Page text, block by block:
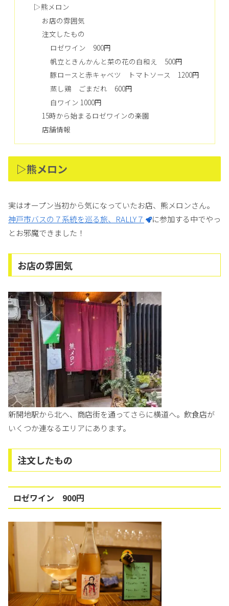
▷熊メロン
お店の雰囲気
注文したもの
ロゼワイン 900円
帆立ときんかんと菜の花の白和え 500円
豚ロースと赤キャベツ トマトソース 1200円
蒸し鶏 ごまだれ 600円
白ワイン 1000円
15時から始まるロゼワインの楽園
店舗情報
▷熊メロン
実はオープン当初から気になっていたお店、熊メロンさん。
神戸市バスの７系統を巡る旅、RALLY７
に参加する中でやっ
とお邪魔できました！
お店の雰囲気
新開地駅から北へ、商店街を通ってさらに横道へ。飲食店が
いくつか連なるエリアにあります。
注文したもの
ロゼワイン 900円